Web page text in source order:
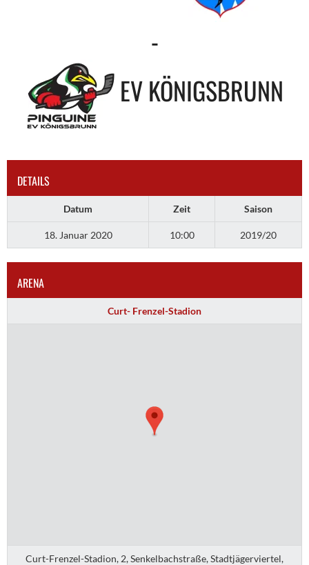
-
EV KÖNIGSBRUNN
DETAILS
Datum Zeit Saison
18. Januar 2020 10:00 2019/20
ARENA
Curt- Frenzel-Stadion
Curt-Frenzel-Stadion, 2, Senkelbachstraße, Stadtjägerviertel,